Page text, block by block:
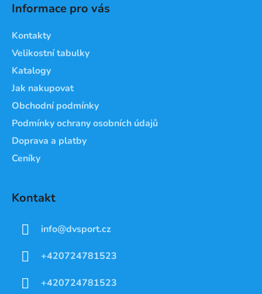
Informace pro vás
Kontakty
Velikostní tabulky
Katalogy
Jak nakupovat
Obchodní podmínky
Podmínky ochrany osobních údajů
Doprava a platby
Ceníky
Kontakt
info@dvsport.cz
+420724781523
+420724781523